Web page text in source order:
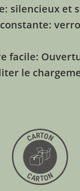
silencieux et
facile:
le